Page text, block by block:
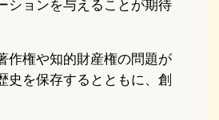
ションを与えることが期待
作権や知的財産権の問題が
史を保存するとともに、創